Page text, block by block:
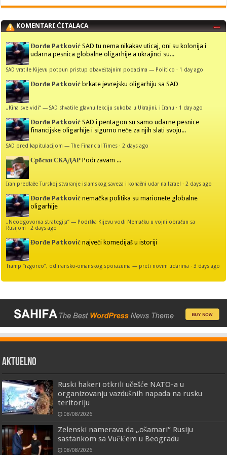
KOMENTARI ČITALACA
Đorđe Patković SAD tu nema nikakav uticaj, oni su kolonija i
udarna pesnica globalne oligarhije a ukrajinci su...
SAD vratile Kijevu potpun pristup obaveštajnim podacima — Politico · 1 day ago
Đorđe Patković brkate jevrejsku oligarhiju sa SAD
„Kina sve vidi“ — SAD shvatile glavnu lekciju sukoba u Ukrajini, i Iranu · 1 day ago
Đorđe Patković SAD i pentagon su samo udarne pesnice
financijske oligarhije i sigurno neće za njih slati svoju...
SAD pred kapitulacijom — The Financial Times · 2 days ago
Србски СКАДАР Podrzavam ...
Iran predlaže Turskoj stvaranje islamskog saveza i konačni udar na Izrael · 2 days ago
Đorđe Patković nemačka politika su marionete globalne
oligarhije
„Neodgovorna strategija“ — Podrška Kijevu vodi Nemačku u vojni obračun sa
Rusijom · 2 days ago
Đorđe Patković najveći komedijaš u istoriji
Tramp “izgoreo”, od iransko-omanskog sporazuma — preti novim udarima ·3 days ago
AKTUELNO
Ruski hakeri otkrili učešće NATO-a u
organizovanju vazdušnih napada na rusku
teritoriju
08/08/2026
Zelenski namerava da „ošamari“ Rusiju
sastankom sa Vučićem u Beogradu
08/08/2026